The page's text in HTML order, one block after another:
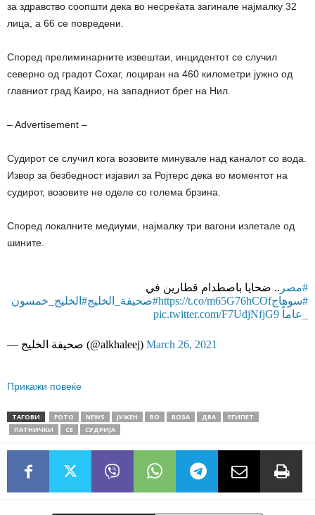
за здравство соопшти дека во несреќата загинале најмалку 32
лица, а 66 се повредени.
Според прелиминарните извештаи, инцидентот се случил
северно од градот Сохаг, лоциран на 460 километри јужно од
главниот град Каиро, на западниот брег на Нил.
– Advertisement –
Судирот се случил кога возовите минувале над каналот со вода.
Извор за безбедност изјавил за Ројтерс дека во моментот на
судирот, возовите не оделе со голема брзина.
Според локалните медиуми, најмалку три вагони излетале од
шините.
#مصر .. ضحايا باصطدام قطارين في
#سوهاجhttps://t.co/m65G76hCOf#صحيفة_الخليج#الخليج_خمسون
_عاماً pic.twitter.com/F7UdjNfjG9
— صحيفة الخليج (@alkhaleej) March 26, 2021
Прикажи повеќе
ТАГОВИ FOTO NEWS ЈУЖЕН ВО ВОЗА ДВА
ЕГИПЕТ
ПАТНИЧКИ
СЕ СУДРИЈА